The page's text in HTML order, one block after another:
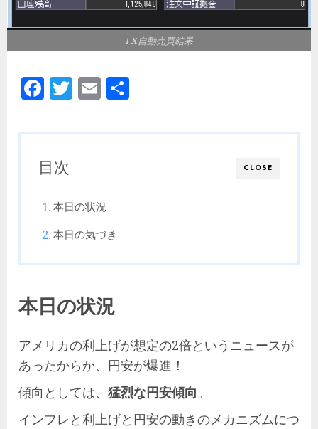
FX自動売買結果
Facebook
Twitter
Email
CLOSE
目次
本日の状況
本日の気づき
本日の状況
アメリカの利上げが想定の2倍というニュースが
あったからか、円安が爆進！
傾向としては、 猛烈な円安傾向。
インフレと利上げと円安の動きのメカニズムにつ